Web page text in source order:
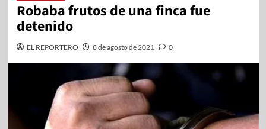
Robaba frutos de una finca fue
detenido
EL REPORTERO 8 de agosto de 2021 0